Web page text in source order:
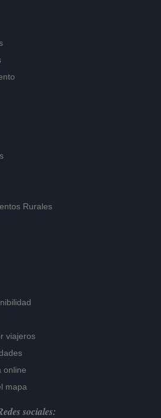
Rurales
viajeros
online
mapa
sociales: